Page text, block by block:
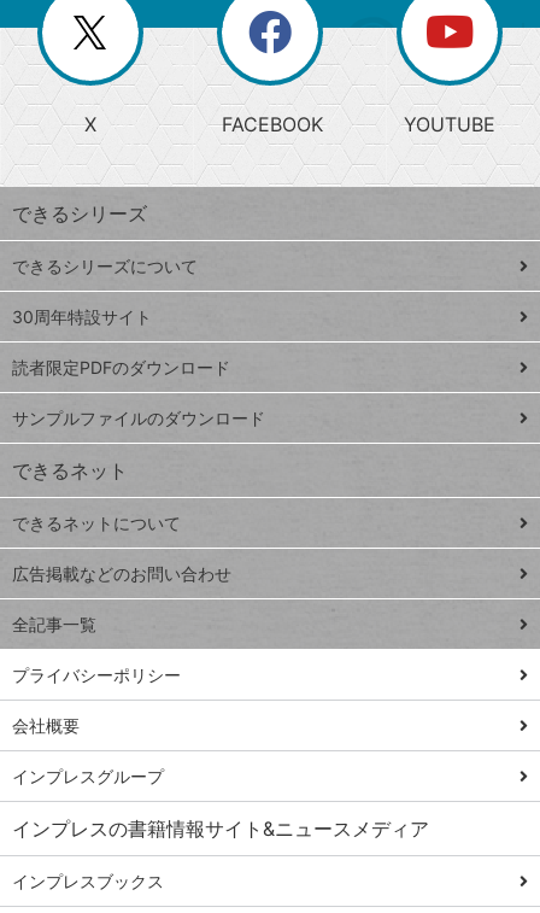
じ
る
search
検
索
上
昇
ワ
ー
ド
Google
スプレ
ッドシ
ート
iPhone
VLOOKUP
close
閉じ
る
閉
じ
る
ー
か
ら
探
す
ト
ッ
プ
ペ
ジ
連載
Excel Q&A
トイアンナ流仕
事術
ではじめる業務
の完全自動化
AI議事録作成術
Windows 11
Q&A
Teams踏み込み
活用術
X FACEBOOK YOUTUBE
できるシリーズ
できるシリーズについて
30周年特設サイト
読者限定PDFのダウンロード
サンプルファイルのダウンロード
できるネット
できるネットについて
広告掲載などのお問い合わせ
全記事一覧
プライバシーポリシー
会社概要
インプレスグループ
インプレスの書籍情報サイト&ニュースメディア
インプレスブックス